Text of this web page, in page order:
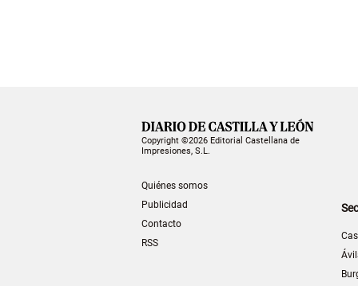
Copyright ©2026 Editorial Castellana de
Impresiones, S.L.
Quiénes somos
Publicidad
Contacto
RSS